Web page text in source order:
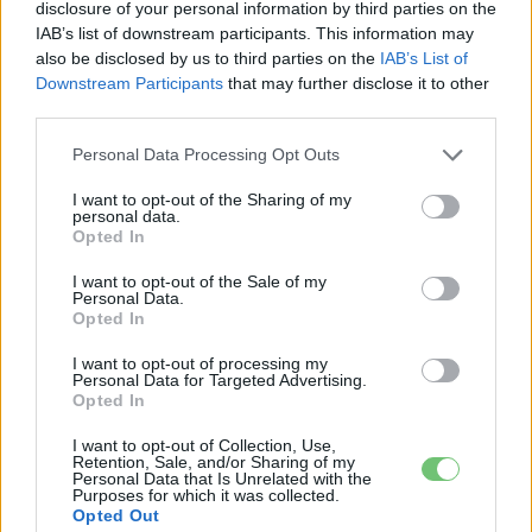
disclosure of your personal information by third parties on the
IAB’s list of downstream participants. This information may
also be disclosed by us to third parties on the IAB’s List of
Downstream Participants that may further disclose it to other
Personal Data Processing Opt Outs
I want to opt-out of the Sharing of my
personal data.
Opted In
I want to opt-out of the Sale of my
Personal Data.
Opted In
I want to opt-out of processing my
Personal Data for Targeted Advertising.
Opted In
I want to opt-out of Collection, Use,
Retention, Sale, and/or Sharing of my
Personal Data that Is Unrelated with the
Purposes for which it was collected.
Opted Out
CÍMKÉK e-mobilitás Eladás
Elektromobilitás
Elektromos autó
Mercedes-Benz Statisztika
e-cars.hu